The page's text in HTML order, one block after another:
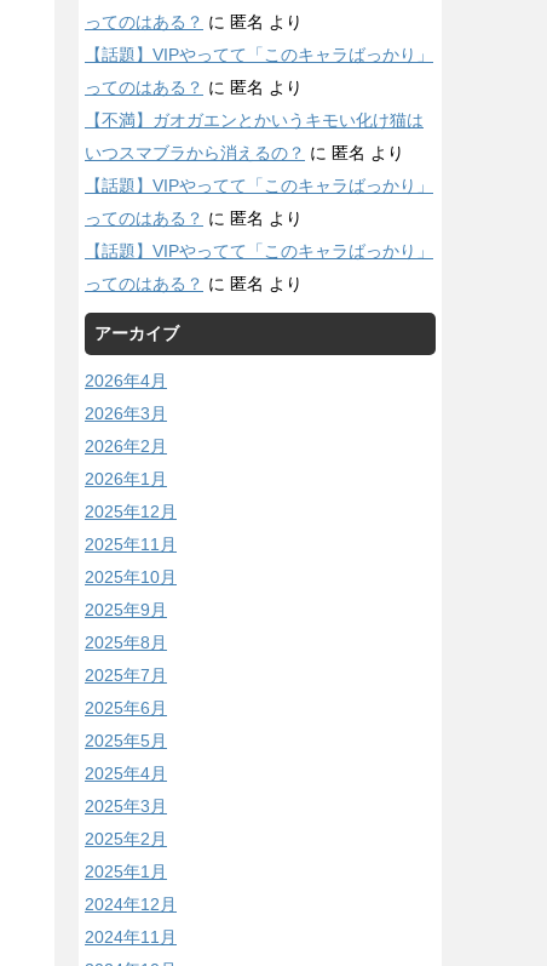
ってのはある？ に 匿名 より
【話題】VIPやってて「このキャラばっかり」
ってのはある？ に 匿名 より
【不満】ガオガエンとかいうキモい化け猫は
いつスマブラから消えるの？ に 匿名 より
【話題】VIPやってて「このキャラばっかり」
ってのはある？ に 匿名 より
【話題】VIPやってて「このキャラばっかり」
ってのはある？ に 匿名 より
アーカイブ
2026年4月
2026年3月
2026年2月
2026年1月
2025年12月
2025年11月
2025年10月
2025年9月
2025年8月
2025年7月
2025年6月
2025年5月
2025年4月
2025年3月
2025年2月
2025年1月
2024年12月
2024年11月